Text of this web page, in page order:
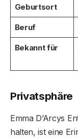
Geburtsort
Beruf
Bekannt für
Privatsphäre
Emma D’Arcys
halten, ist eine